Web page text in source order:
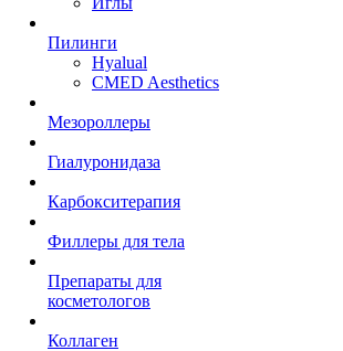
Пилинги
Hyalual
CMED Aesthetics
Мезороллеры
Гиалуронидаза
Карбокситерапия
Филлеры для тела
Препараты для
косметологов
Коллаген